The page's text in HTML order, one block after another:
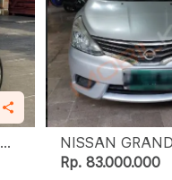
NISSAN
1.5 XV
Rp. 83.000.000